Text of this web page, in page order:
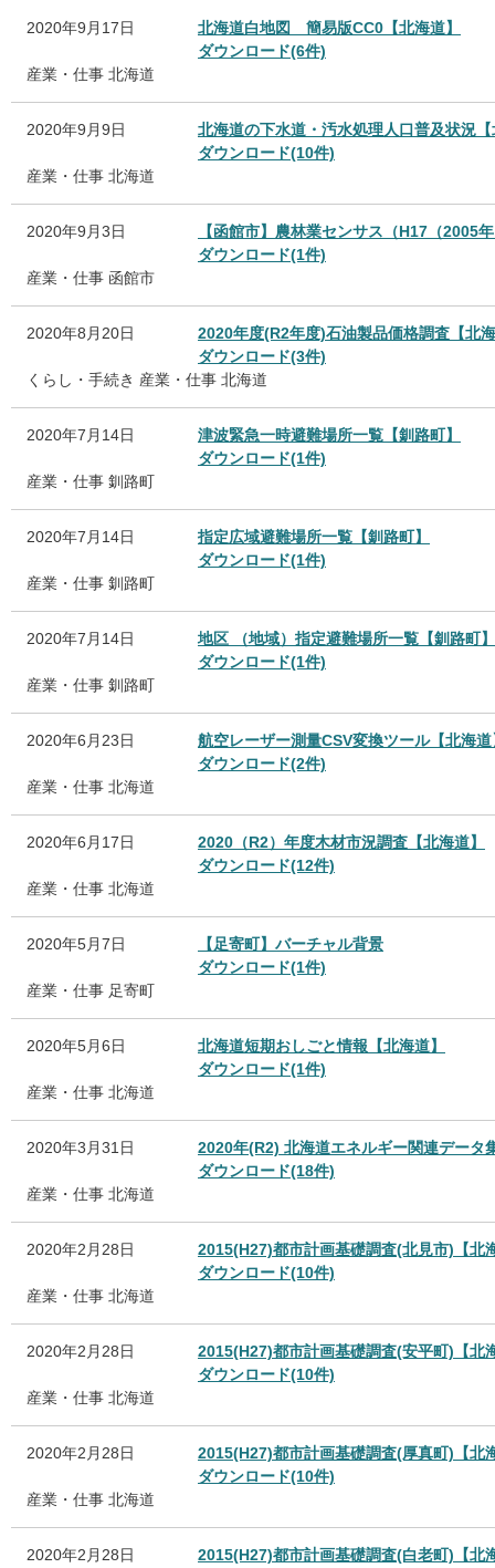
2020年9月17日
北海道白地図 簡易版CC0【北海道】
ダウンロード(6件)
産業・仕事 北海道
2020年9月9日
北海道の下水道・汚水処理人口普及状況
ダウンロード(10件)
産業・仕事 北海道
2020年9月3日
【函館市】農林業センサス（H17（2005
ダウンロード(1件)
産業・仕事 函館市
2020年8月20日
2020年度(R2年度)石油製品価格調査【北
ダウンロード(3件)
くらし・手続き 産業・仕事 北海道
2020年7月14日
津波緊急一時避難場所一覧【釧路町】
ダウンロード(1件)
産業・仕事 釧路町
2020年7月14日
指定広域避難場所一覧【釧路町】
ダウンロード(1件)
産業・仕事 釧路町
2020年7月14日
地区 （地域）指定避難場所一覧【釧路町】
ダウンロード(1件)
産業・仕事 釧路町
2020年6月23日
航空レーザー測量CSV変換ツール【北海道
ダウンロード(2件)
産業・仕事 北海道
2020年6月17日
2020（R2）年度木材市況調査【北海道】
ダウンロード(12件)
産業・仕事 北海道
2020年5月7日
【足寄町】バーチャル背景
ダウンロード(1件)
産業・仕事 足寄町
2020年5月6日
北海道短期おしごと情報【北海道】
ダウンロード(1件)
産業・仕事 北海道
2020年3月31日
2020年(R2) 北海道エネルギー関連データ
ダウンロード(18件)
産業・仕事 北海道
2020年2月28日
2015(H27)都市計画基礎調査(北見市)【北
ダウンロード(10件)
産業・仕事 北海道
2020年2月28日
2015(H27)都市計画基礎調査(安平町)【北
ダウンロード(10件)
産業・仕事 北海道
2020年2月28日
2015(H27)都市計画基礎調査(厚真町)【北
ダウンロード(10件)
産業・仕事 北海道
2020年2月28日
2015(H27)都市計画基礎調査(白老町)【北